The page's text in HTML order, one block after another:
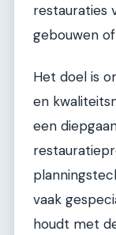
restauraties
gebouwen
Het doel is
en
een
vaak
houdt met